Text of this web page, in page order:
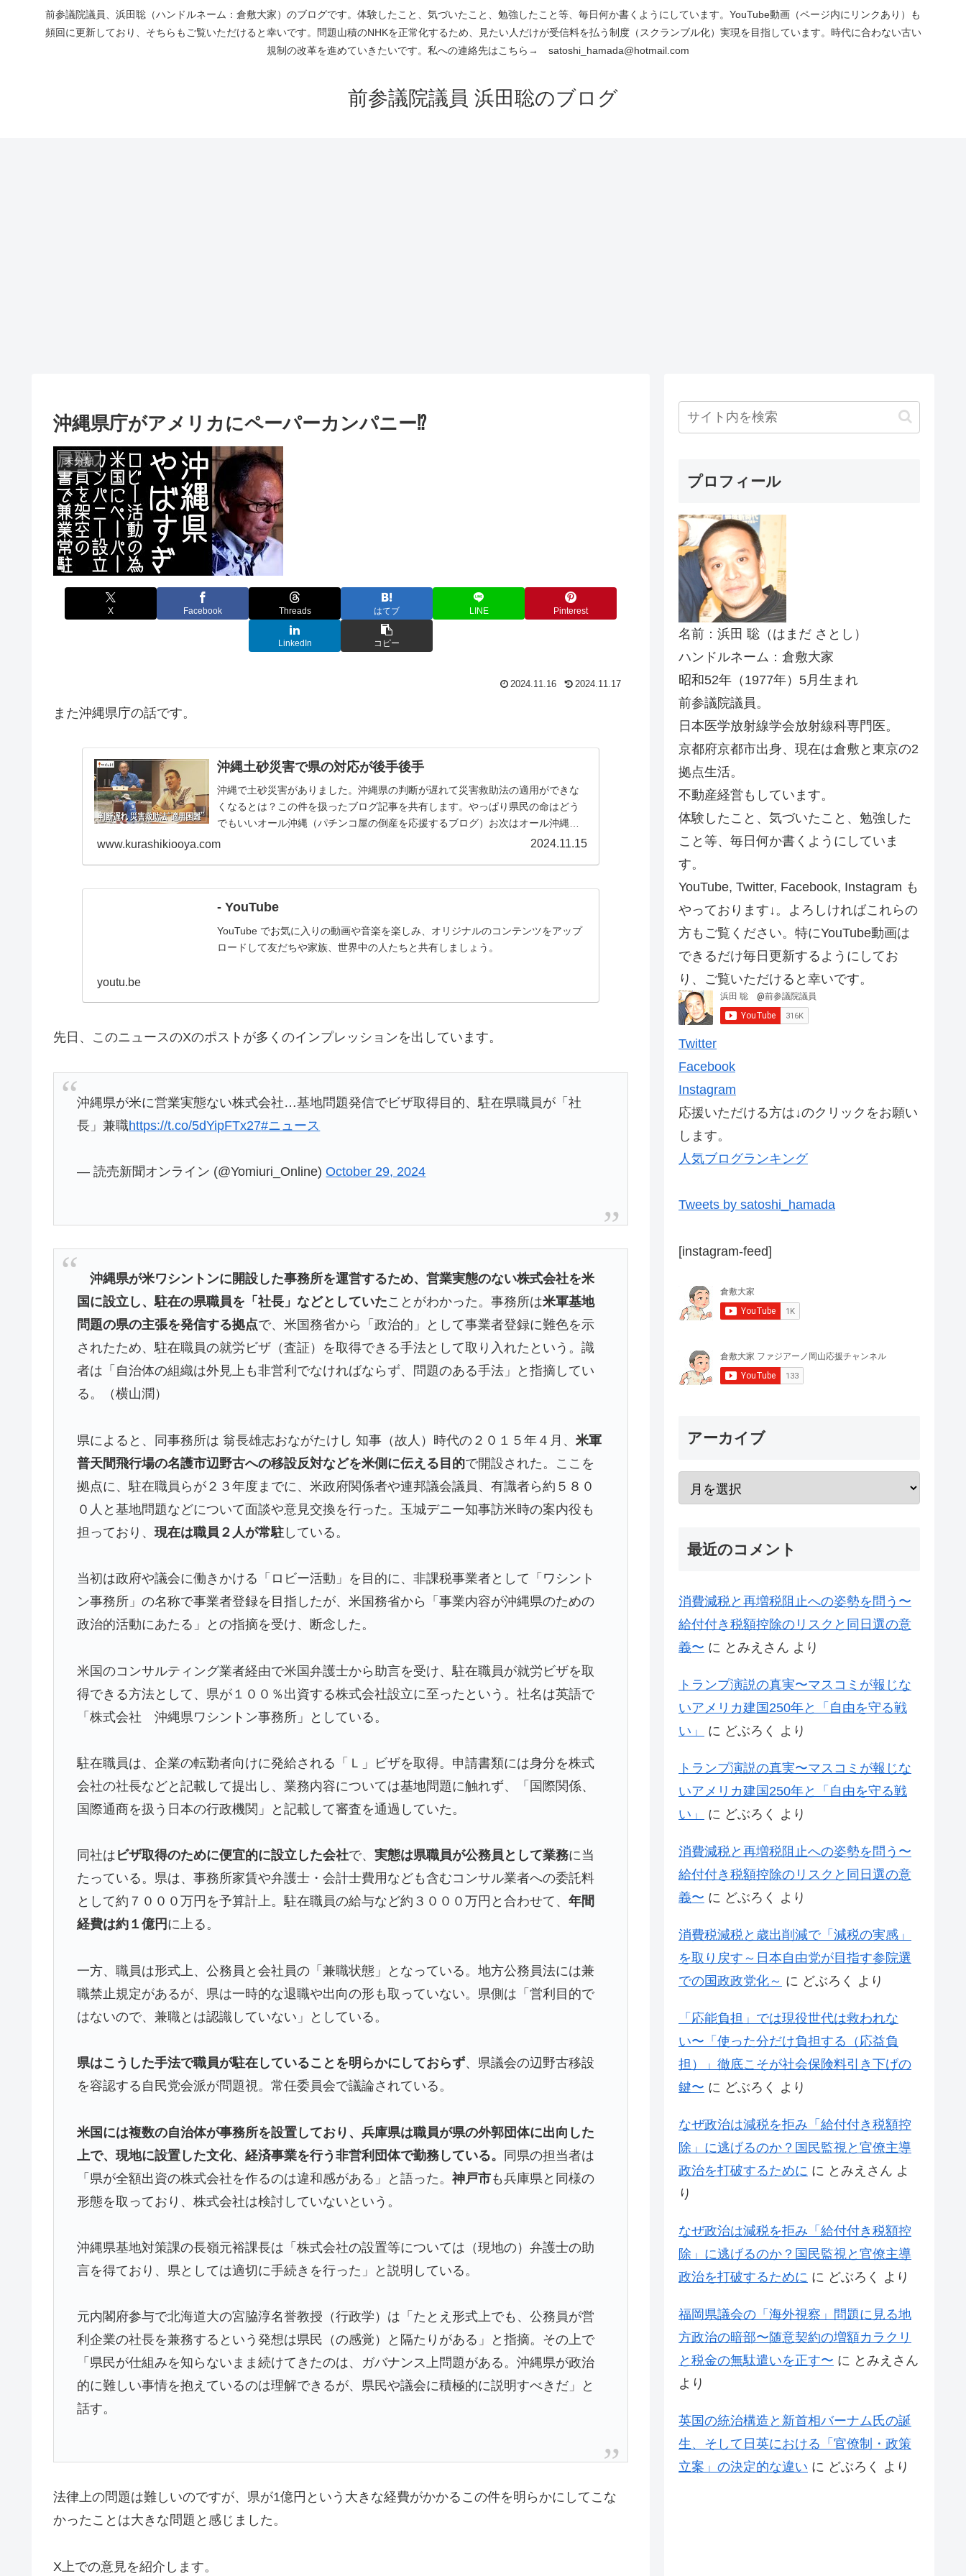
前参議院議員、浜田聡（ハンドルネーム：倉敷大家）のブログです。体験したこと、気づいたこと、勉強したこと等、毎日何か書くようにしています。YouTube動画（ページ内にリンクあり）も
頻回に更新しており、そちらもご覧いただけると幸いです。問題山積のNHKを正常化するため、見たい人だけが受信料を払う制度（スクランブル化）実現を目指しています。時代に合わない古い
規制の改革を進めていきたいです。私への連絡先はこちら→ satoshi_hamada@hotmail.com
前参議院議員 浜田聡のブログ
沖縄県庁がアメリカにペーパーカンパニー⁉
未分類
X Facebook Threads はてブ LINE Pinterest
LinkedIn コピー
2024.11.16 2024.11.17
また沖縄県庁の話です。
沖縄土砂災害で県の対応が後手後手
沖縄で土砂災害がありました。沖縄県の判断が遅れて災害救助法の適用ができな
くなるとは？この件を扱ったブログ記事を共有します。やっぱり県民の命はどう
でもいいオール沖縄（パチンコ屋の倒産を応援するブログ）お次はオール沖縄支
配になってから行政の腐敗...
www.kurashikiooya.com 2024.11.15
- YouTube
YouTube でお気に入りの動画や音楽を楽しみ、オリジナルのコンテンツをアップ
ロードして友だちや家族、世界中の人たちと共有しましょう。
youtu.be
先日、このニュースのXのポストが多くのインプレッションを出しています。
沖縄県が米に営業実態ない株式会社…基地問題発信でビザ取得目的、駐在県職員が「社
長」兼職https://t.co/5dYipFTx27#ニュース
— 読売新聞オンライン (@Yomiuri_Online)October 29, 2024
沖縄県が米ワシントンに開設した事務所を運営するため、営業実態のない株式会社を米
国に設立し、駐在の県職員を「社長」などとしていたことがわかった。事務所は米軍基地
問題の県の主張を発信する拠点で、米国務省から「政治的」として事業者登録に難色を示
されたため、駐在職員の就労ビザ（査証）を取得できる手法として取り入れたという。識
者は「自治体の組織は外見上も非営利でなければならず、問題のある手法」と指摘してい
る。（横山潤）
県によると、同事務所は 翁長雄志おながたけし 知事（故人）時代の２０１５年４月、米軍
普天間飛行場の名護市辺野古への移設反対などを米側に伝える目的で開設された。ここを
拠点に、駐在職員らが２３年度までに、米政府関係者や連邦議会議員、有識者ら約５８０
０人と基地問題などについて面談や意見交換を行った。玉城デニー知事訪米時の案内役も
担っており、現在は職員２人が常駐 している。
当初は政府や議会に働きかける「ロビー活動」を目的に、非課税事業者として「ワシント
ン事務所」の名称で事業者登録を目指したが、米国務省から「事業内容が沖縄県のための
政治的活動にあたる」との指摘を受け、断念した。
米国のコンサルティング業者経由で米国弁護士から助言を受け、駐在職員が就労ビザを取
得できる方法として、県が１００％出資する株式会社設立に至ったという。社名は英語で
「株式会社 沖縄県ワシントン事務所」としている。
駐在職員は、企業の転勤者向けに発給される「Ｌ」ビザを取得。申請書類には身分を株式
会社の社長などと記載して提出し、業務内容については基地問題に触れず、「国際関係、
国際通商を扱う日本の行政機関」と記載して審査を通過していた。
同社は ビザ取得のために便宜的に設立した会社で、実態は県職員が公務員として業務に当
たっている。県は、事務所家賃や弁護士・会計士費用なども含むコンサル業者への委託料
として約７０００万円を予算計上。駐在職員の給与など約３０００万円と合わせて、年間
経費は約１億円 に上る。
一方、職員は形式上、公務員と会社員の「兼職状態」となっている。地方公務員法には兼
職禁止規定があるが、県は一時的な退職や出向の形も取っていない。県側は「営利目的で
はないので、兼職とは認識していない」としている。
県はこうした手法で職員が駐在していることを明らかにしておらず、県議会の辺野古移設
を容認する自民党会派が問題視。常任委員会で議論されている。
米国には複数の自治体が事務所を設置しており、兵庫県は職員が県の外郭団体に出向した
上で、現地に設置した文化、経済事業を行う非営利団体で勤務している。
同県の担当者は
「県が全額出資の株式会社を作るのは違和感がある」と語った。神戸市も兵庫県と同様の
形態を取っており、株式会社は検討していないという。
沖縄県基地対策課の長嶺元裕課長は「株式会社の設置等については（現地の）弁護士の助
言を得ており、県としては適切に手続きを行った」と説明している。
元内閣府参与で北海道大の宮脇淳名誉教授（行政学）は「たとえ形式上でも、公務員が営
利企業の社長を兼務するという発想は県民（の感覚）と隔たりがある」と指摘。その上で
「県民が仕組みを知らないまま続けてきたのは、ガバナンス上問題がある。沖縄県が政治
的に難しい事情を抱えているのは理解できるが、県民や議会に積極的に説明すべきだ」と
話す。
法律上の問題は難しいのですが、県が1億円という大きな経費がかかるこの件を明らかにしてこな
かったことは大きな問題と感じました。
X上での意見を紹介します。
プロフィール
名前：浜田 聡（はまだ さとし）
ハンドルネーム：倉敷大家
昭和52年（1977年）5月生まれ
前参議院議員。
日本医学放射線学会放射線科専門医。
京都府京都市出身、現在は倉敷と東京の2
拠点生活。
不動産経営もしています。
体験したこと、気づいたこと、勉強した
こと等、毎日何か書くようにしていま
す。
YouTube, Twitter, Facebook, Instagram も
やっております↓。よろしければこれらの
方もご覧ください。特にYouTube動画は
できるだけ毎日更新するようにしてお
り、ご覧いただけると幸いです。
Twitter
Facebook
Instagram
応援いただける方は↓のクリックをお願い
します。
人気ブログランキング
Tweets by satoshi_hamada
[instagram-feed]
アーカイブ
最近のコメント
消費減税と再増税阻止への姿勢を問う〜
給付付き税額控除のリスクと同日選の意
義〜 に とみえさん より
トランプ演説の真実〜マスコミが報じな
いアメリカ建国250年と「自由を守る戦
い」
に どぶろく より
トランプ演説の真実〜マスコミが報じな
いアメリカ建国250年と「自由を守る戦
い」
に どぶろく より
消費減税と再増税阻止への姿勢を問う〜
給付付き税額控除のリスクと同日選の意
義〜 に どぶろく より
消費税減税と歳出削減で「減税の実感」
を取り戻す～日本自由党が目指す参院選
での国政政党化～ に どぶろく より
「応能負担」では現役世代は救われな
い〜「使った分だけ負担する（応益負
担）」徹底こそが社会保険料引き下げの
鍵〜 に どぶろく より
なぜ政治は減税を拒み「給付付き税額控
除」に逃げるのか？国民監視と官僚主導
政治を打破するために に とみえさん よ
り
なぜ政治は減税を拒み「給付付き税額控
除」に逃げるのか？国民監視と官僚主導
政治を打破するために に どぶろく より
福岡県議会の「海外視察」問題に見る地
方政治の暗部〜随意契約の増額カラクリ
と税金の無駄遣いを正す〜 に とみえさん
より
英国の統治構造と新首相バーナム氏の誕
生、そして日英における「官僚制・政策
立案」の決定的な違い に どぶろく より